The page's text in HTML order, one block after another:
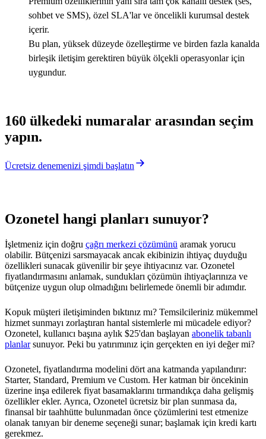
sohbet ve SMS), özel SLA'lar ve öncelikli kurumsal destek
içerir.
Bu plan, yüksek düzeyde özelleştirme ve birden fazla kanalda
birleşik iletişim gerektiren büyük ölçekli operasyonlar için
uygundur.
160 ülkedeki numaralar arasından seçim
yapın.
Ücretsiz denemenizi şimdi başlatın
Ozonetel hangi planları sunuyor?
İşletmeniz için doğru çağrı merkezi çözümünü aramak yorucu
olabilir. Bütçenizi sarsmayacak ancak ekibinizin ihtiyaç duyduğu
özellikleri sunacak güvenilir bir şeye ihtiyacınız var. Ozonetel
fiyatlandırmasını anlamak, sundukları çözümün ihtiyaçlarınıza ve
bütçenize uygun olup olmadığını belirlemede önemli bir adımdır.
Kopuk müşteri iletişiminden bıktınız mı? Temsilcileriniz mükemmel
hizmet sunmayı zorlaştıran hantal sistemlerle mi mücadele ediyor?
Ozonetel, kullanıcı başına aylık $25'dan başlayan abonelik tabanlı
planlarsunuyor. Peki bu yatırımınız için gerçekten en iyi değer mi?
Ozonetel, fiyatlandırma modelini dört ana katmanda yapılandırır:
Starter, Standard, Premium ve Custom. Her katman bir öncekinin
üzerine inşa edilerek fiyat basamaklarını tırmandıkça daha gelişmiş
özellikler ekler. Ayrıca, Ozonetel ücretsiz bir plan sunmasa da,
finansal bir taahhütte bulunmadan önce çözümlerini test etmenize
olanak tanıyan bir deneme seçeneği sunar; başlamak için kredi kartı
gerekmez.